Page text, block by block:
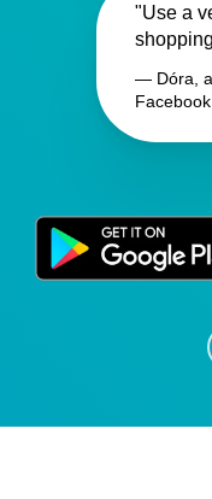
"Use a
— Dóra,